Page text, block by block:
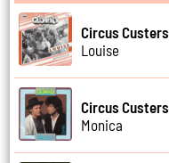
Circus Custers
Louise
Circus Custers
Monica